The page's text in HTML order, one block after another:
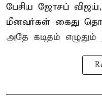
பேசிய ஜோசப்
மீனவர்கள் கைது
அதே கடிதம்